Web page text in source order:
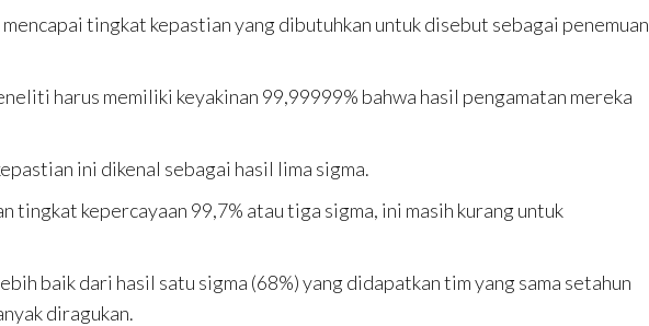
tingkat kepastian yang dibutuhkan untuk disebut sebagai penemuan
harus memiliki keyakinan 99,99999% bahwa hasil pengamatan mereka
ini dikenal sebagai hasil lima sigma.
tingkat kepercayaan 99,7% atau tiga sigma, ini masih kurang untuk
baik dari hasil satu sigma (68%) yang didapatkan tim yang sama setahun
diragukan.